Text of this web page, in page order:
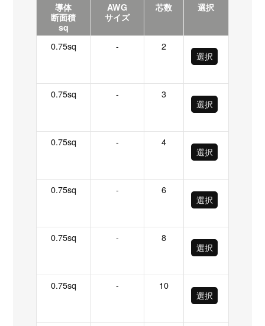
導体
断面積
sq
AWG
サイズ
芯数 選択
0.75sq -
2
選択
0.75sq -
3
選択
0.75sq -
4
選択
0.75sq -
6
選択
0.75sq -
8
選択
0.75sq -
10
選択